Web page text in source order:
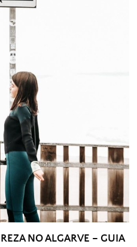
NO ALGARVE – GUIA